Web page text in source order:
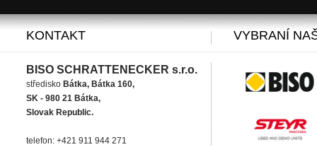
KONTAKT
BISO SCHRATTENECKER s.r.o.
středisko Bátka, Bátka 160,
SK - 980 21 Bátka,
Slovak Republic.
telefon: +421 911 944 271
VYBRANÍ